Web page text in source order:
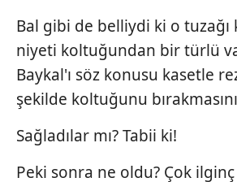
Bal gibi de belliydi ki o tuzağı
niyeti koltuğundan bir türlü
Baykal'ı söz konusu kasetle
şekilde koltuğunu
Sağladılar mı? Tabii ki!
Peki sonra ne oldu? Çok ilginç